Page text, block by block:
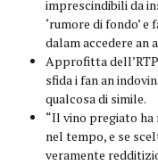
imprescindibili da
‘rumore di fondo’
dalam accedere an
Approfitta
sfida i fan an
qualcosa di simile.
“Il vino pregiato
nel tempo, e se
veramente